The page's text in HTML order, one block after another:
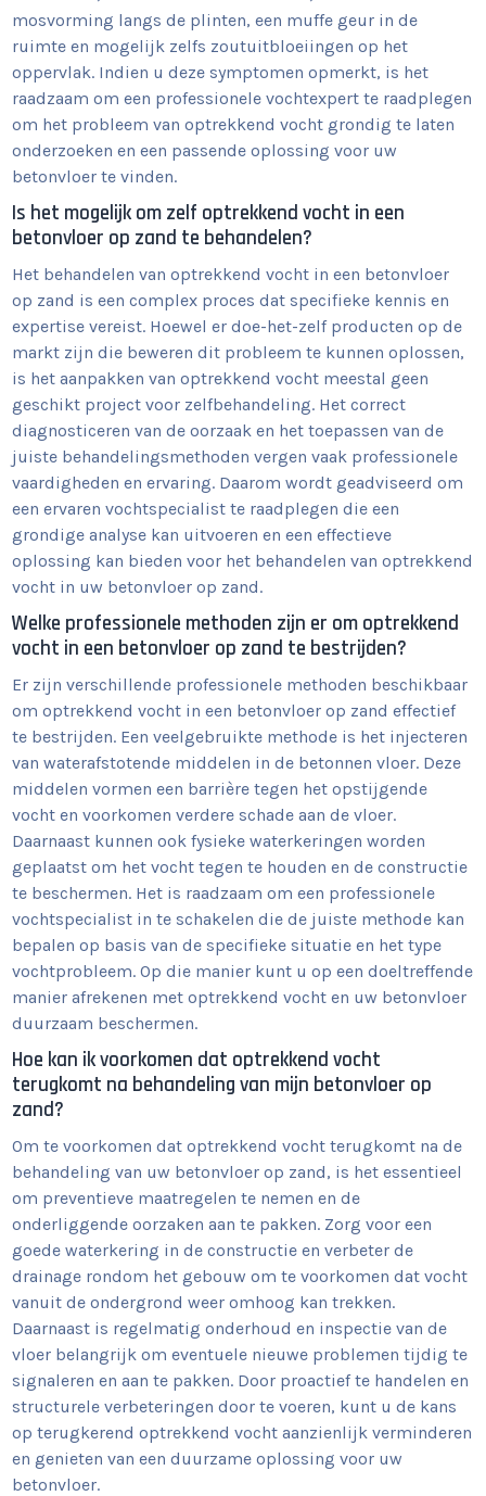
mosvorming langs de plinten, een muffe geur in de
ruimte en mogelijk zelfs zoutuitbloeiingen op het
oppervlak. Indien u deze symptomen opmerkt, is het
raadzaam om een professionele vochtexpert te raadplegen
om het probleem van optrekkend vocht grondig te laten
onderzoeken en een passende oplossing voor uw
betonvloer te vinden.
Is het mogelijk om zelf optrekkend vocht in een
betonvloer op zand te behandelen?
Het behandelen van optrekkend vocht in een betonvloer
op zand is een complex proces dat specifieke kennis en
expertise vereist. Hoewel er doe-het-zelf producten op de
markt zijn die beweren dit probleem te kunnen oplossen,
is het aanpakken van optrekkend vocht meestal geen
geschikt project voor zelfbehandeling. Het correct
diagnosticeren van de oorzaak en het toepassen van de
juiste behandelingsmethoden vergen vaak professionele
vaardigheden en ervaring. Daarom wordt geadviseerd om
een ​​ervaren vochtspecialist te raadplegen die een
grondige analyse kan uitvoeren en een effectieve
oplossing kan bieden voor het behandelen van optrekkend
vocht in uw betonvloer op zand.
Welke professionele methoden zijn er om optrekkend
vocht in een betonvloer op zand te bestrijden?
Er zijn verschillende professionele methoden beschikbaar
om optrekkend vocht in een betonvloer op zand effectief
te bestrijden. Een veelgebruikte methode is het injecteren
van waterafstotende middelen in de betonnen vloer. Deze
middelen vormen een barrière tegen het opstijgende
vocht en voorkomen verdere schade aan de vloer.
Daarnaast kunnen ook fysieke waterkeringen worden
geplaatst om het vocht tegen te houden en de constructie
te beschermen. Het is raadzaam om een professionele
vochtspecialist in te schakelen die de juiste methode kan
bepalen op basis van de specifieke situatie en het type
vochtprobleem. Op die manier kunt u op een doeltreffende
manier afrekenen met optrekkend vocht en uw betonvloer
duurzaam beschermen.
Hoe kan ik voorkomen dat optrekkend vocht
terugkomt na behandeling van mijn betonvloer op
zand?
Om te voorkomen dat optrekkend vocht terugkomt na de
behandeling van uw betonvloer op zand, is het essentieel
om preventieve maatregelen te nemen en de
onderliggende oorzaken aan te pakken. Zorg voor een
goede waterkering in de constructie en verbeter de
drainage rondom het gebouw om te voorkomen dat vocht
vanuit de ondergrond weer omhoog kan trekken.
Daarnaast is regelmatig onderhoud en inspectie van de
vloer belangrijk om eventuele nieuwe problemen tijdig te
signaleren en aan te pakken. Door proactief te handelen en
structurele verbeteringen door te voeren, kunt u de kans
op terugkerend optrekkend vocht aanzienlijk verminderen
en genieten van een duurzame oplossing voor uw
betonvloer.